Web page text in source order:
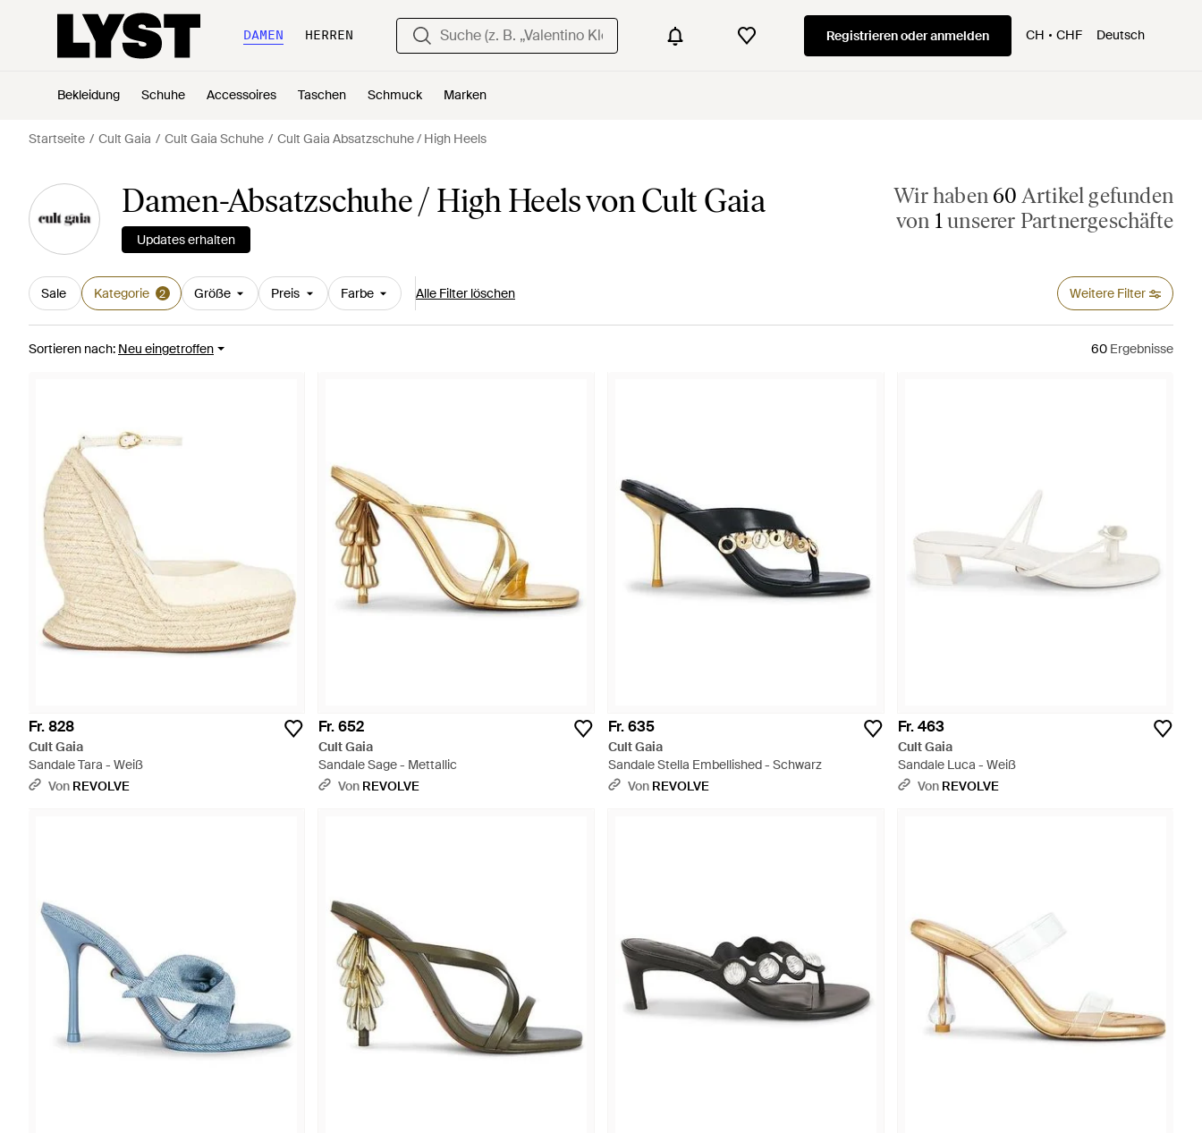
DAMEN HERREN Registrieren oder anmelden CH CHF Deutsch
Bekleidung Schuhe Accessoires Taschen Schmuck Marken
Startseite Cult Gaia Cult Gaia Schuhe Cult Gaia Absatzschuhe / High Heels
Damen-Absatzschuhe / High Heels von Cult Gaia
Updates erhalten
Wir haben 60 Artikel gefunden
von 1unserer Partnergeschäfte
Sale Kategorie 2 Größe Preis Farbe Alle Filter löschen Weitere Filter
Sortieren nach: Neu eingetroffen 60 Ergebnisse
Fr. 828
Cult Gaia
Sandale Tara - Weiß
Von REVOLVE
Fr. 652
Cult Gaia
Sandale Sage - Mettallic
Von REVOLVE
Fr. 635
Cult Gaia
Sandale Stella Embellished - Schwarz
Von REVOLVE
Fr. 463
Cult Gaia
Sandale Luca - Weiß
Von REVOLVE